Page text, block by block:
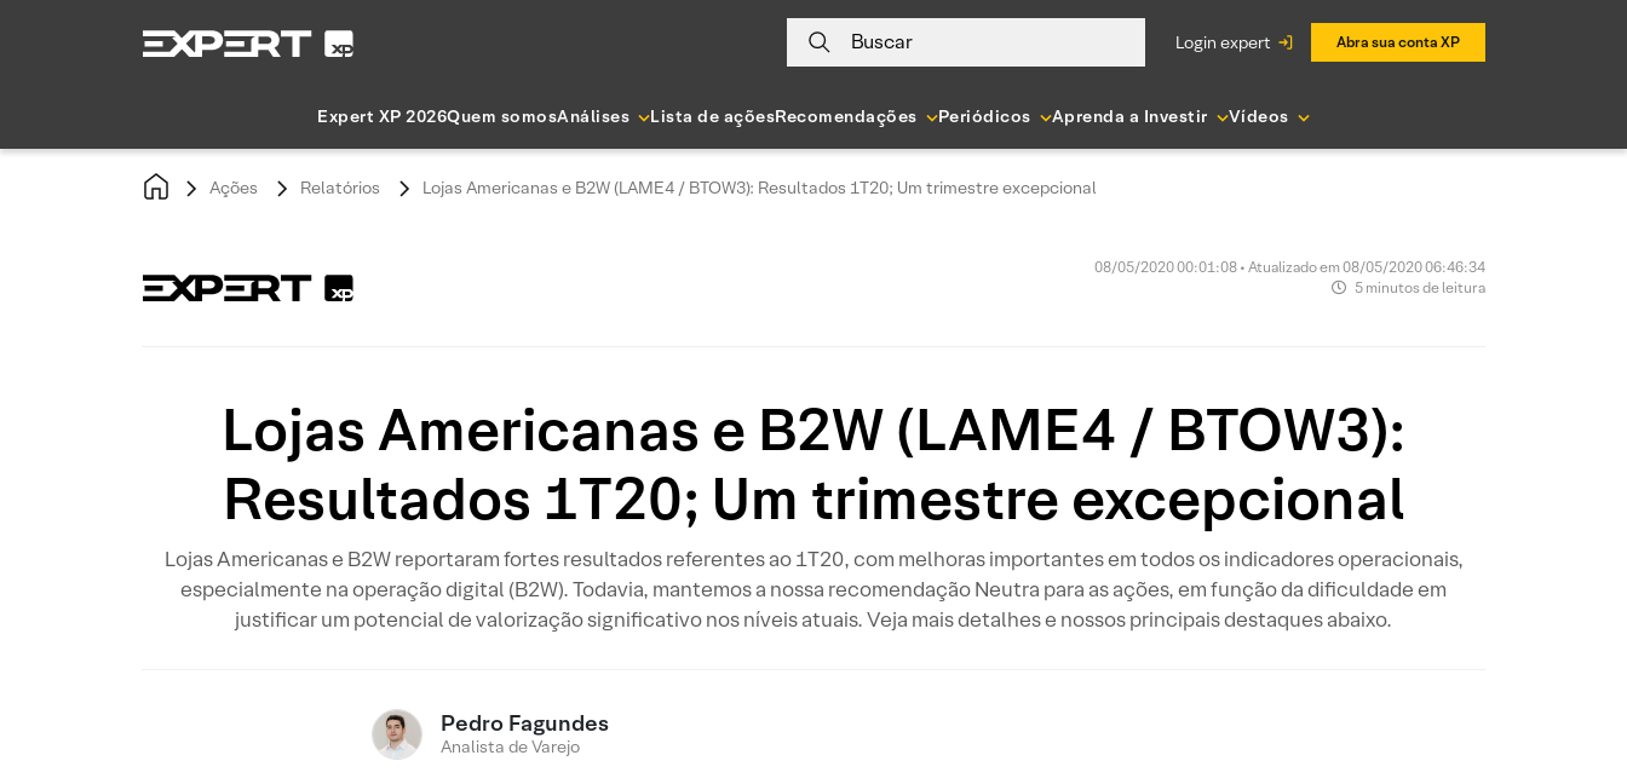
Buscar login expert Abra sua conta XP
Expert XP 2026Quem somosAnálises Lista de açõesRecomendações Periódicos Aprenda a Investir Vídeos
Ações Relatórios Lojas Americanas e B2W (LAME4 / BTOW3): Resultados 1T20; Um trimestre excepcional
08/05/2020 00:01:08 • Atualizado em 08/05/2020 06:46:34
5 minutos de leitura
Lojas Americanas e B2W (LAME4 / BTOW3):
Resultados 1T20; Um trimestre excepcional
Lojas Americanas e B2W reportaram fortes resultados referentes ao 1T20, com melhoras importantes em todos os indicadores operacionais,
especialmente na operação digital (B2W). Todavia, mantemos a nossa recomendação Neutra para as ações, em função da dificuldade em
justificar um potencial de valorização significativo nos níveis atuais. Veja mais detalhes e nossos principais destaques abaixo.
Pedro Fagundes
Analista de Varejo